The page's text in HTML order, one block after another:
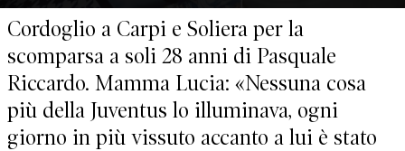
Cordoglio a Carpi e Soliera per la
scomparsa a soli 28 anni di Pasquale
Riccardo. Mamma Lucia: «Nessuna cosa
più della Juventus lo illuminava, ogni
giorno in più vissuto accanto a lui è stato